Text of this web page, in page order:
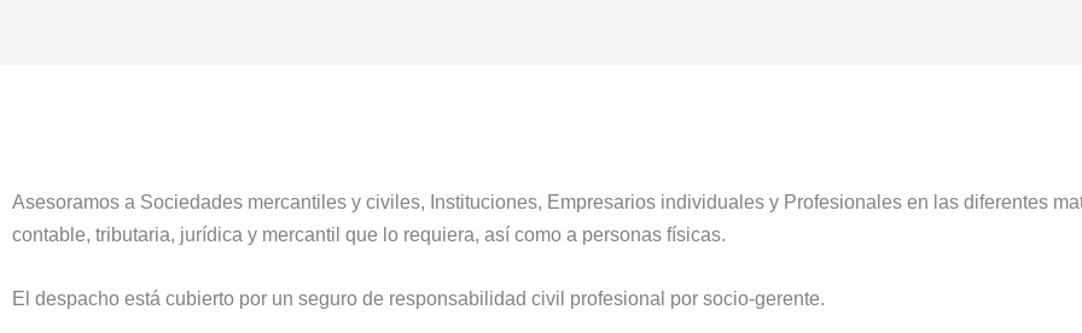
Asesoramos a Sociedades mercantiles y civiles, Instituciones, Empresarios individuales y Profesionales en las diferentes
contable, tributaria, jurídica y mercantil que lo requiera, así como a personas físicas.
El despacho está cubierto por un seguro de responsabilidad civil profesional por socio-gerente.